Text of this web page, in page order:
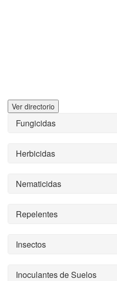
Ver directorio
Fungicidas
Herbicidas
Nematicidas
Repelentes
Insectos
Inoculantes de Suelos